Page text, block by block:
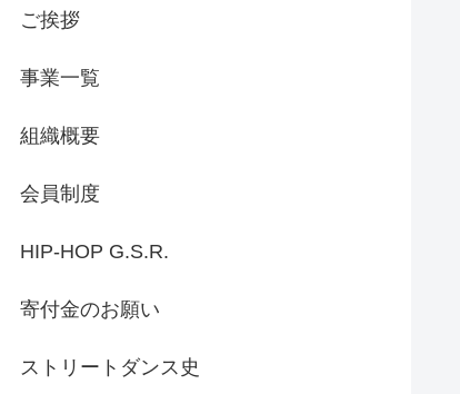
ご挨拶
事業一覧
組織概要
会員制度
HIP-HOP G.S.R.
寄付金のお願い
ストリートダンス史